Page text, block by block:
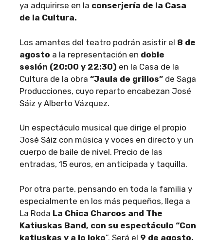
ya adquirirse en la conserjería de la Casa
de la Cultura.
Los amantes del teatro podrán asistir el 8 de
agosto a la representación en doble
sesión (20:00 y 22:30) en la Casa de la
Cultura de la obra “Jaula de grillos” de Saga
Producciones, cuyo reparto encabezan José
Sáiz y Alberto Vázquez.
Un espectáculo musical que dirige el propio
José Sáiz con música y voces en directo y un
cuerpo de baile de nivel. Precio de las
entradas, 15 euros, en anticipada y taquilla.
Por otra parte, pensando en toda la familia y
especialmente en los más pequeños, llega a
La Roda La Chica Charcos and The
Katiuskas Band, con su espectáculo “Con
katiuskas y a lo loko”. Será el 9 de agosto,